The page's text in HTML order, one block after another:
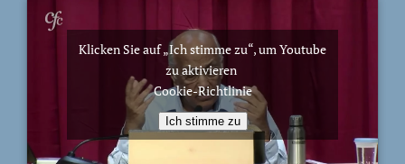
Klicken Sie auf „Ich stimme zu“, um Youtube
zu aktivieren
Cookie-Richtlinie
Ich stimme zu